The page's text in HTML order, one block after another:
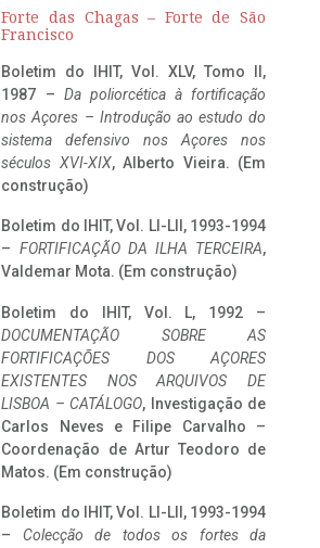
Forte das Chagas – Forte de São
Francisco
Boletim do IHIT, Vol. XLV, Tomo II,
1987 – Da poliorcética à fortificação
nos Açores – Introdução ao estudo do
sistema defensivo nos Açores nos
séculos XVI-XIX, Alberto Vieira. (Em
construção)
Boletim do IHIT, Vol. LI-LII, 1993-1994
– FORTIFICAÇÃO DA ILHA TERCEIRA,
Valdemar Mota. (Em construção)
Boletim do IHIT, Vol. L, 1992 –
DOCUMENTAÇÃO SOBRE AS
FORTIFICAÇÕES DOS AÇORES
EXISTENTES NOS ARQUIVOS DE
LISBOA – CATÁLOGO, Investigação de
Carlos Neves e Filipe Carvalho –
Coordenação de Artur Teodoro de
Matos. (Em construção)
Boletim do IHIT, Vol. LI-LII, 1993-1994
– Colecção de todos os fortes da